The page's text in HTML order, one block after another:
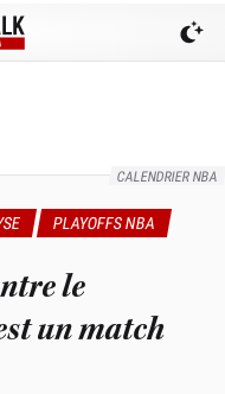
CALENDRIER NBA
PLAYOFFS NBA
le
un match